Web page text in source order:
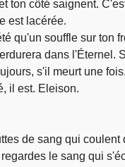
ton côté saignent.
est lacérée.
qu'un souffle sur ton
dans l'Éternel.
s'il meurt une
il est. Eleison.
de sang qui coulent
le sang qui